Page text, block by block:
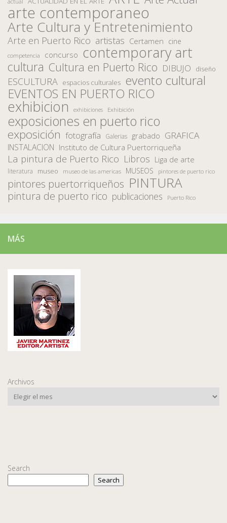
arte contemporaneo
Arte Cultura y Entretenimiento
Arte en Puerto Rico artistas Certamen cine
competencia concurso contemporary art
cultura Cultura en Puerto Rico DIBUJO diseño
ESCULTURA espacios culturales evento cultural
EVENTOS EN PUERTO RICO
exhibicion exhibiciones Exhibición
exposiciones en puerto rico
exposición fotografía Galerias grabado GRAFICA
INSTALACION Instituto de Cultura Puertorriqueña
La pintura de Puerto Rico Libros Liga de arte
literatura museo museo de las americas MUSEOS pintores de puerto rico
pintores puertorriqueños PINTURA
pintura de puerto rico publicaciones Puerto Rico
MÁS
Archivos
Search
Search